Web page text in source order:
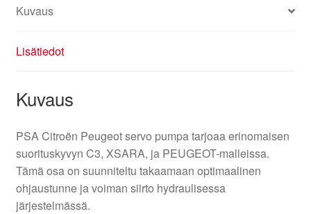
Kuvaus
Lisätiedot
Kuvaus
PSA Citroën Peugeot servo pumpa tarjoaa erinomaisen
suorituskyvyn C3, XSARA, ja PEUGEOT-malleissa.
Tämä osa on suunniteltu takaamaan optimaalinen
ohjaustunne ja voiman siirto hydraulisessa
järjestelmässä.